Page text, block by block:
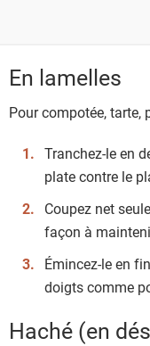
En lamelles
Pour compotée, tarte,
Tranchez-le en
plate contre le
Coupez net
façon à
Émincez-le en
doigts comme
Haché (en